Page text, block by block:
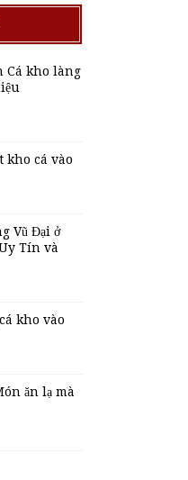
Cá kho làng
kho cá vào
Vũ Đại ở
Tín và
kho vào
ăn lạ mà